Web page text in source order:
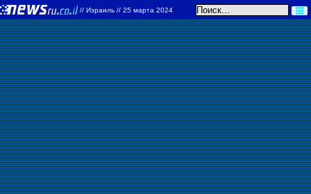
// Израиль // 25 марта 2024